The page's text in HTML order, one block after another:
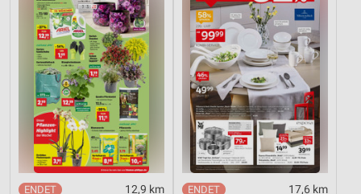
12,9 km 17,6 km